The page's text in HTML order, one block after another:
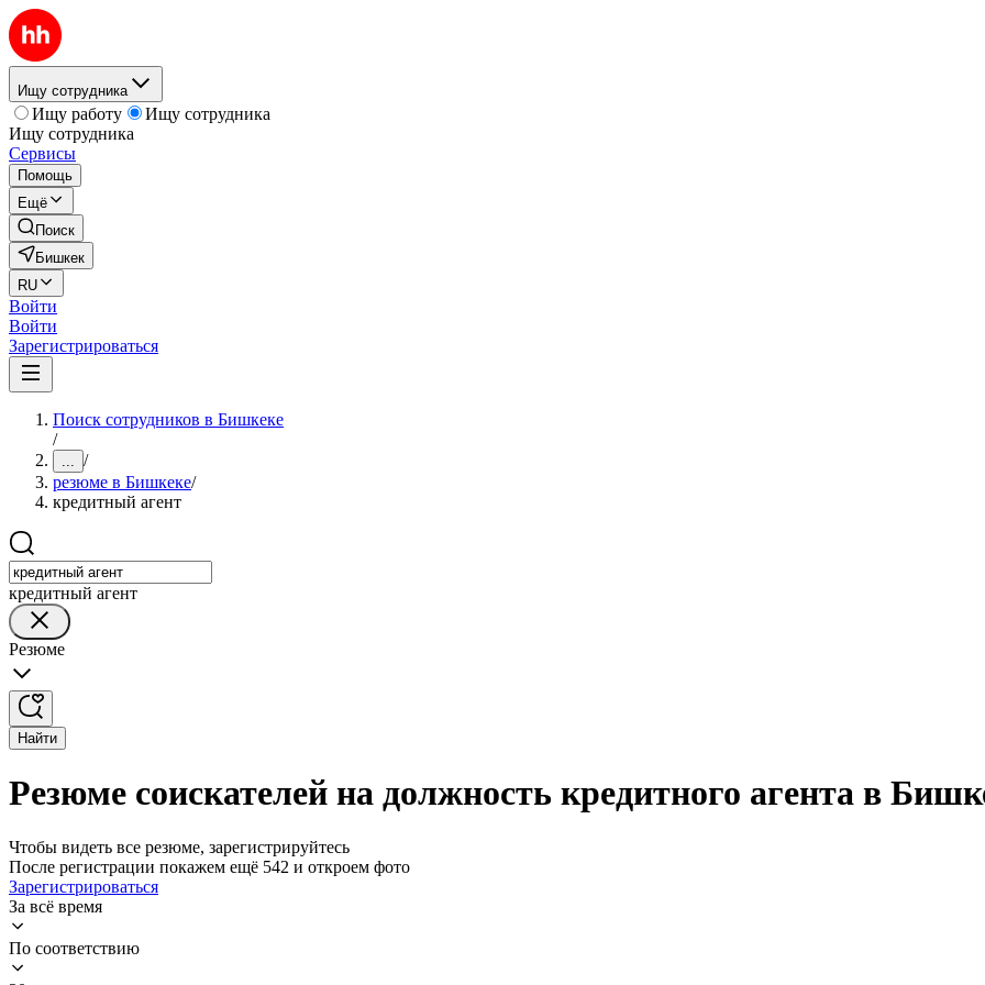
Ищу сотрудника
Ищу работу
Ищу сотрудника
Ищу сотрудника
Сервисы
Помощь
Ещё
Поиск
Бишкек
RU
Войти
Войти
Зарегистрироваться
Поиск сотрудников в Бишкеке
/
... /
резюме в Бишкеке/
кредитный агент
кредитный агент
Резюме
Найти
Резюме соискателей на должность кредитного агента в
Чтобы видеть все резюме, зарегистрируйтесь
После регистрации покажем ещё 542 и откроем фото
Зарегистрироваться
За всё время
По соответствию